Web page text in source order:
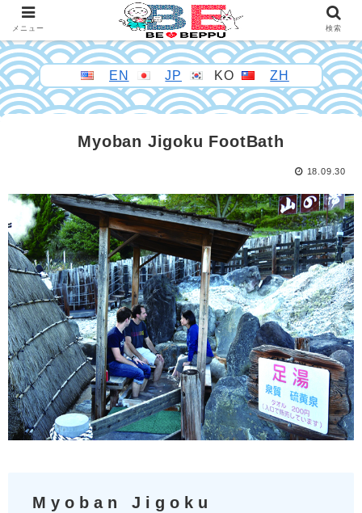
EN JP KO ZH
Myoban Jigoku FootBath
18.09.30
Myoban Jigoku
メニュー 検索